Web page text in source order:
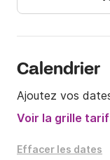
Calendrier
Ajoutez vos
Voir la grille
Effacer les dates